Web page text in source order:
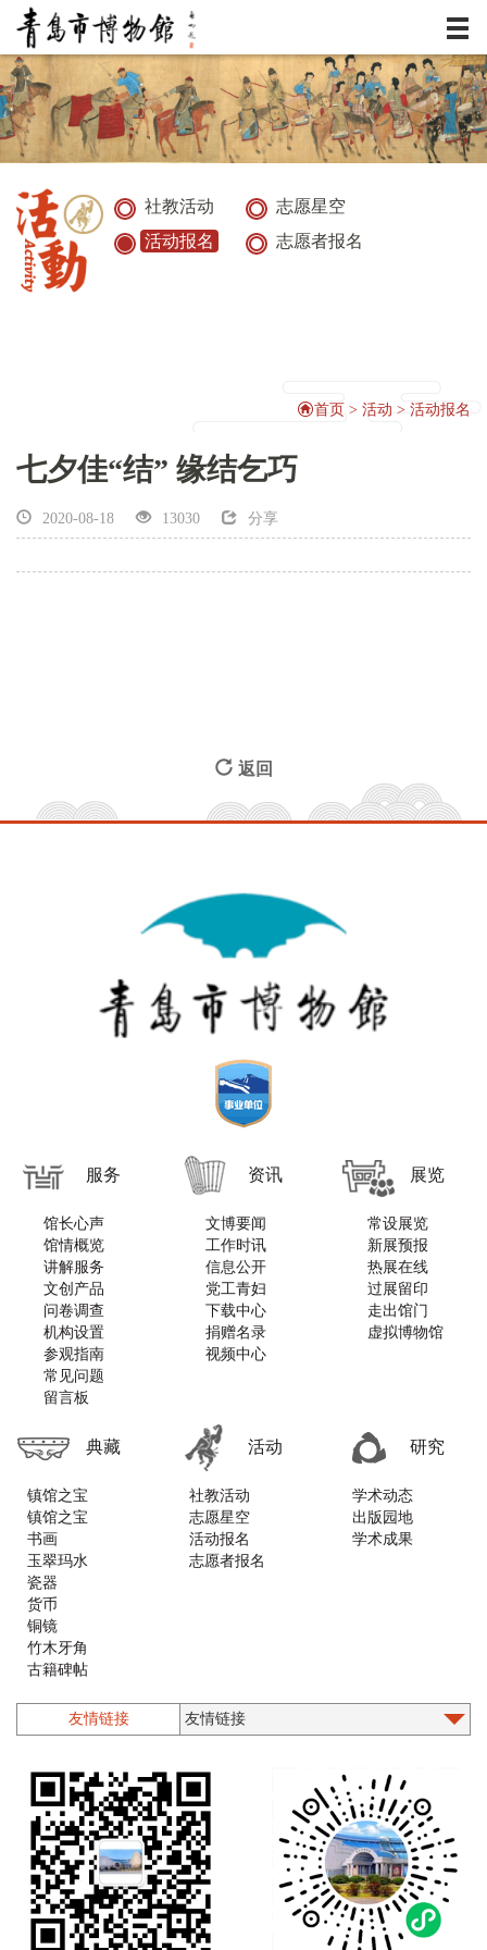
微青博
服务
资讯
展览
典藏
社教活动
志愿星空
活动报名
志愿者报名
首页 > 活动 > 活动报名
七夕佳“结” 缘结乞巧
2020-08-18 13030 分享
返回
服务
馆长心声
馆情概览
讲解服务
文创产品
问卷调查
机构设置
参观指南
常见问题
留言板
资讯
文博要闻
工作时讯
信息公开
党工青妇
下载中心
捐赠名录
视频中心
展览
常设展览
新展预报
热展在线
过展留印
走出馆门
虚拟博物馆
典藏
镇馆之宝
镇馆之宝
书画
玉翠玛水
瓷器
货币
铜镜
竹木牙角
古籍碑帖
漆器螺钿
石质类
墨砚
木版年画
乐器
珐琅
陶器
造像
近现代文物
其他
活动
社教活动
志愿星空
活动报名
志愿者报名
研究
学术动态
出版园地
学术成果
友情链接